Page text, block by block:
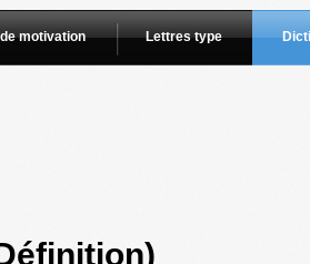
motivation Lettres type